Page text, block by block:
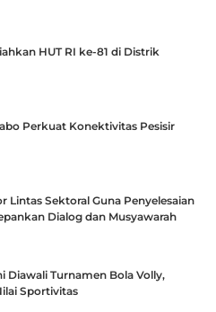
HUT RI ke-81 di Distrik
Perkuat Konektivitas Pesisir
Lintas Sektoral Guna Penyelesaian
Dialog dan Musyawarah
Diawali Turnamen Bola Volly,
Sportivitas